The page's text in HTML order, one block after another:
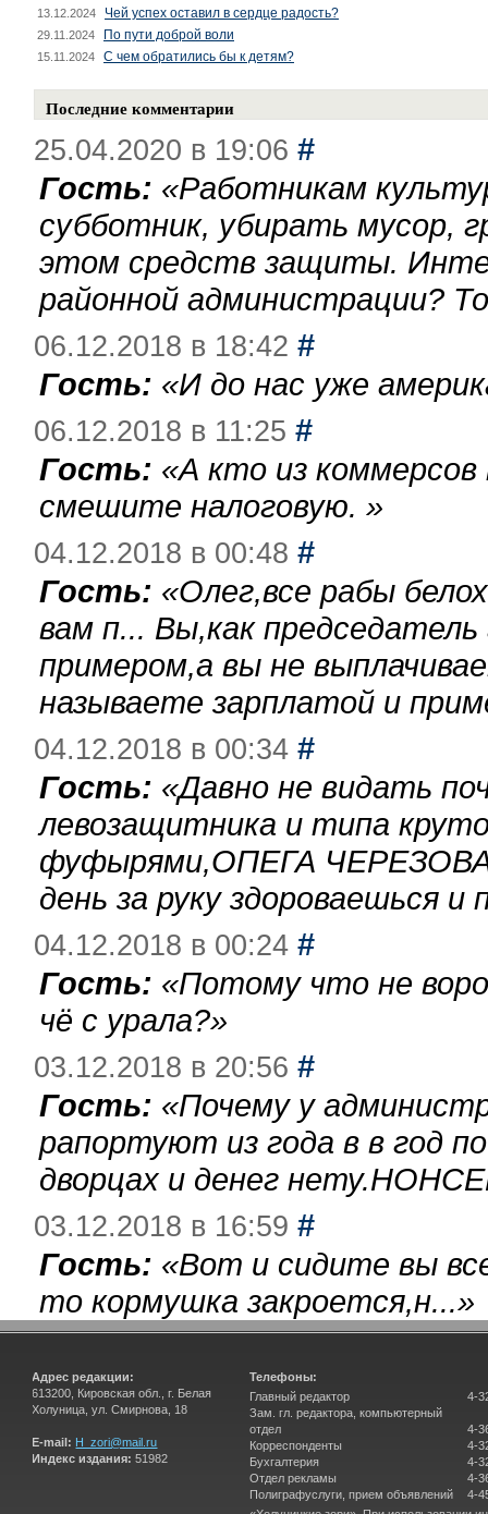
13.12.2024 Чей успех оставил в сердце радость?
29.11.2024 По пути доброй воли
15.11.2024 С чем обратились бы к детям?
Последние комментарии
25.04.2020 в 19:06 #
Гость: «Работникам
субботник, убирать мусор,
этом средств защиты.
районной администрации?
06.12.2018 в 18:42 #
Гость: «И до нас уже
06.12.2018 в 11:25 #
Гость: «А кто из
смешите налоговую. »
04.12.2018 в 00:48 #
Гость: «Олег,все рабы
вам п... Вы,как
примером,а вы не
называете зарплатой и
04.12.2018 в 00:34 #
Гость: «Давно не видать
левозащитника и типа
фуфырями,ОПЕГА
день за руку здороваешься
04.12.2018 в 00:24 #
Гость: «Потому что не
чё с урала?»
03.12.2018 в 20:56 #
Гость: «Почему у
рапортуют из года в в год
дворцах и денег
03.12.2018 в 16:59 #
Гость: «Вот и сидите вы
то кормушка закроется,н...»
Адрес редакции:
613200, Кировская обл., г. Белая
Холуница, ул. Смирнова, 18
E-mail: H_zori@mail.ru
Индекс издания: 51982
Телефоны:
Главный редактор
Зам. гл. редактора, компьютерный
отдел
Корреспонденты
Бухгалтерия
Отдел рекламы
Полиграфуслуги, прием объявлений
4-
4-
4-
4-
4-
4-